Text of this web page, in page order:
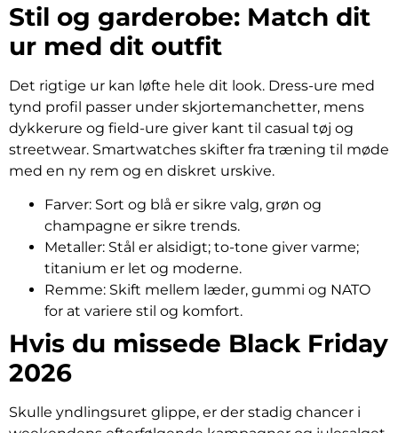
Stil og garderobe: Match dit
ur med dit outfit
Det rigtige ur kan løfte hele dit look. Dress-ure med
tynd profil passer under skjortemanchetter, mens
dykkerure og field-ure giver kant til casual tøj og
streetwear. Smartwatches skifter fra træning til møde
med en ny rem og en diskret urskive.
Farver: Sort og blå er sikre valg, grøn og
champagne er sikre trends.
Metaller: Stål er alsidigt; to-tone giver varme;
titanium er let og moderne.
Remme: Skift mellem læder, gummi og NATO
for at variere stil og komfort.
Hvis du missede Black Friday
2026
Skulle yndlingsuret glippe, er der stadig chancer i